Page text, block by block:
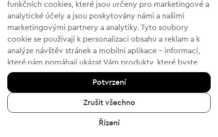
M
Krátké šaty
471,00 Kč
Doporučená cena:
RRP1 730,00 Kč (-72%)
Indiska
Dámská košile s krátkým rukávem
259,00 Kč
Doporučená cena:
RRP 1 230,00 Kč (-78%)
2 4
funkčních cookies, které jsou určeny pro marketingové a
analytické účely a jsou poskytovány námi a našimi
marketingovými partnery a analytiky. Tyto soubory
cookie se používají k personalizaci obsahu a reklam a k
analýze návštěv stránek a mobilní aplikace - informací,
které nám pomáhají ukázat Vám produkty, které byste
chtěli. Pokud souhlasíte, potvrďte prosím kliknutím na
tlačítko „Ano, souhlasím“.
Chcete-li získat více informací, klikněte na „Chci více
informací“ nebo navštivte „Zásady ochrany osobních
údajů a cookies“. Nastavení souborů cookie můžete
Potvrzení
Zrušit všechno
Řízení